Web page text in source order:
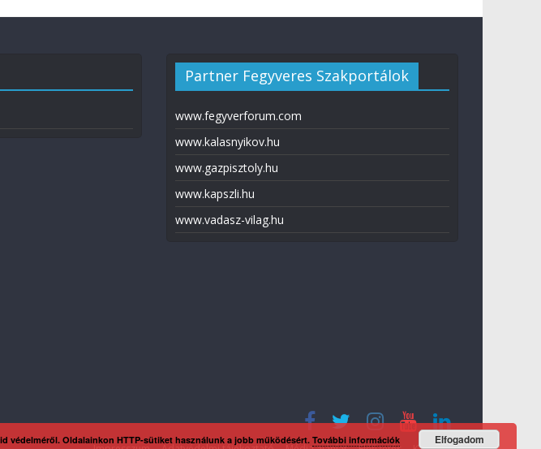
Partner Fegyveres Szakportálok
www.fegyverforum.com
www.kalasnyikov.hu
www.gazpisztoly.hu
www.kapszli.hu
www.vadasz-vilag.hu
Oldalainkon HTTP-sütiket használunk a jobb működésért.További információk Elfogadom